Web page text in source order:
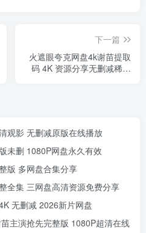
下一篇
火遮眼夸克网盘4k谢苗提取
码 4K 资源分享无删减稀缺
观影 无删减原版在线播放
未删 1080P网盘永久有效
版 多网盘合集分享
全集 三网盘高清资源免费分享
无删减 2026新片网盘
主演抢先完整版 1080P超清在线